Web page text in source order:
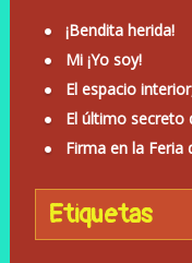
¡Bendita herida!
Mi ¡Yo soy!
El espacio
El último secreto
Firma en la Feria
Etiquetas